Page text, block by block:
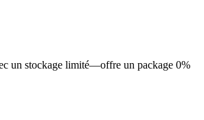
un stockage limité—offre un package 0%